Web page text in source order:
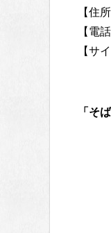
【住
【電
【サ
「そ